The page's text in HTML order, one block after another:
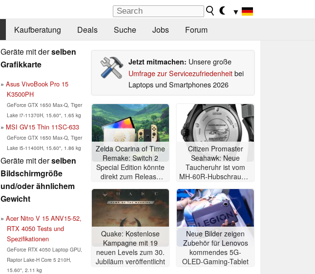
▼
Kaufberatung Deals Suche Jobs Forum
Geräte mit derselben
Grafikkarte
Asus VivoBook Pro 15
K3500PH
GeForce GTX 1650 Max-Q, Tiger
Lake i7-11370H, 15.60", 1.65 kg
MSI GV15 Thin 11SC-633
GeForce GTX 1650 Max-Q, Tiger
Lake i5-11400H, 15.60", 1.86 kg
Geräte mit derselben
Bildschirmgröße
und/oder ähnlichem
Gewicht
Acer Nitro V 15 ANV15-52,
RTX 4050 Tests und
Spezifikationen
GeForce RTX 4050 Laptop GPU,
Raptor Lake-H Core 5 210H,
15.60", 2.11 kg
Jetzt mitmachen: Unsere große
Umfrage zur Servicezufriedenheitbei
Laptops und Smartphones 2026
Zelda Ocarina of Time
Remake: Switch 2
Special Edition könnte
direkt zum Release
Citizen Promaster
Seahawk: Neue
Taucheruhr ist vom
MH-60R-Hubschrauber
Quake: Kostenlose
Kampagne mit 19
neuen Levels zum 30.
Jubiläum veröffentlicht
Neue Bilder zeigen
Zubehör für Lenovos
kommendes 5G-
OLED-Gaming-Tablet